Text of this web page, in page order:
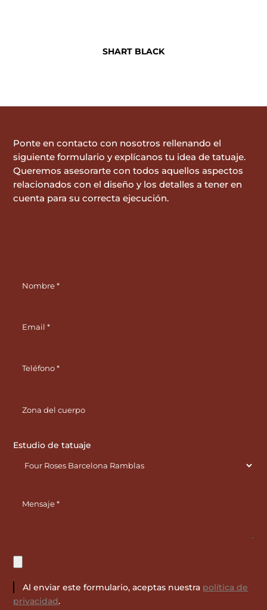
SHART BLACK
Ponte en contacto con nosotros rellenando el
siguiente formulario y explícanos tu idea de tatuaje.
Queremos asesorarte con todos aquellos aspectos
relacionados con el diseño y los detalles a tener en
cuenta para su correcta ejecución.
Estudio de tatuaje
Al enviar este formulario, aceptas nuestra política de
privacidad.